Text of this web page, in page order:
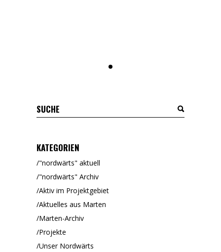
KATEGORIEN
"nordwärts" aktuell
"nordwärts" Archiv
Aktiv im Projektgebiet
Aktuelles aus Marten
Marten-Archiv
Projekte
Unser Nordwärts